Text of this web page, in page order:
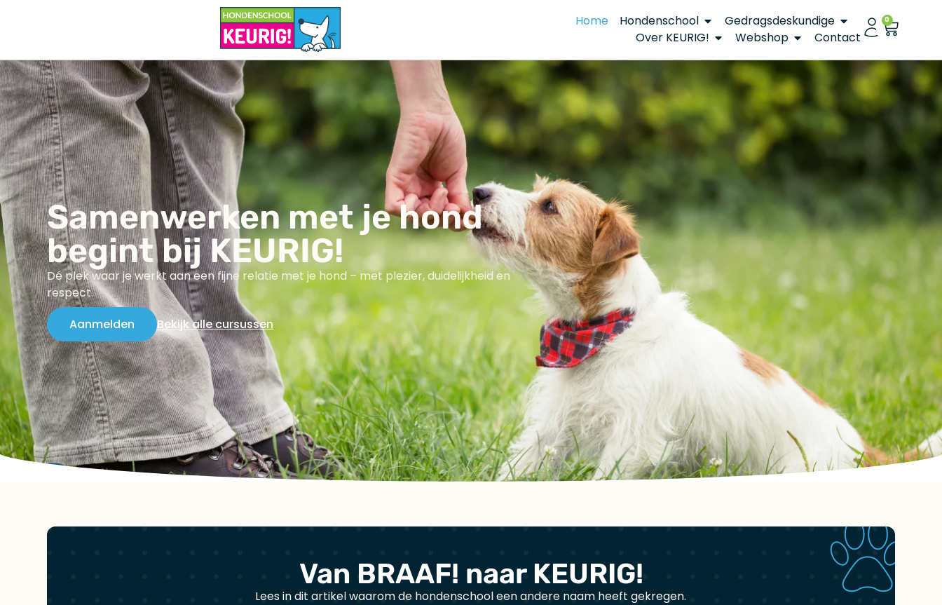
Home Hondenschool
Gedragsdeskundige
Over KEURIG!
Webshop Contact
0
Samenwerken met je hond
begint bij KEURIG!
Dé plek waar je werkt aan een fijne relatie met je hond – met plezier, duidelijkheid en
respect.
Aanmelden
Bekijk alle cursussen
Van BRAAF! naar KEURIG!
Lees in dit artikel waarom de hondenschool een andere naam heeft gekregen.